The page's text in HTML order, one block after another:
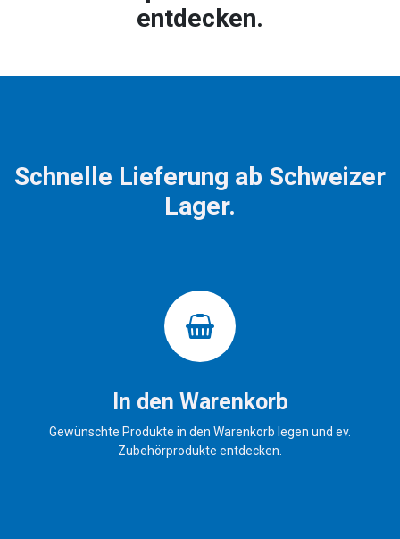
entdecken.
Schnelle Lieferung ab Schweizer
Lager.
In den Warenkorb
Gewünschte Produkte in den Warenkorb legen und ev.
Zubehörprodukte entdecken.